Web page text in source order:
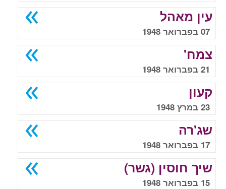
עין מאהל
07 בפברואר 1948
צמח'
21 בפברואר 1948
קעון
23 במרץ 1948
שג'רה
17 בפברואר 1948
שיך חוסין (גשר)
15 בפברואר 1948